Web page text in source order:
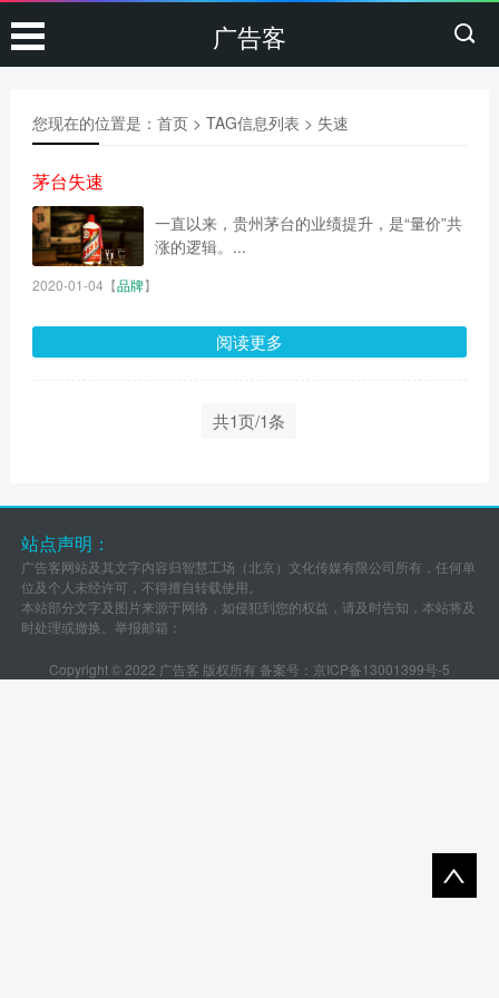
广告客
您现在的位置是： 首页> TAG信息列表 > 失速
茅台失速
一直以来，贵州茅台的业绩提升，是“量价”共
涨的逻辑。...
2020-01-04 【品牌】
阅读更多
共1页/1条
站点声明：
广告客网站及其文字内容归智慧工场（北京）文化传媒有限公司所有，任何单
位及个人未经许可，不得擅自转载使用。
本站部分文字及图片来源于网络，如侵犯到您的权益，请及时告知，本站将及
时处理或撤换。举报邮箱：
Copyright © 2022 广告客 版权所有 备案号： 京ICP备13001399号-5